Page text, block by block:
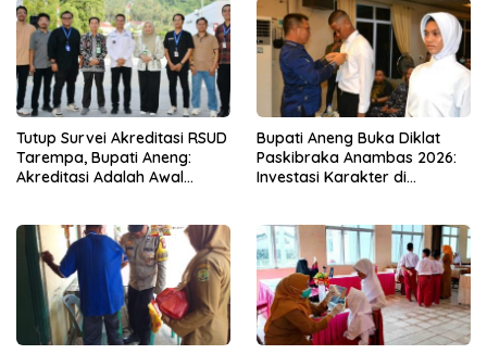
Tutup Survei Akreditasi RSUD
Tarempa, Bupati Aneng:
Akreditasi Adalah Awal
Bupati Aneng Buka Diklat
Paskibraka Anambas 2026:
Investasi Karakter di